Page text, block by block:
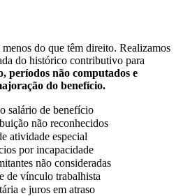
do que têm direito. Realizamos
do histórico contributivo para
períodos não computados e
do benefício.
salário de benefício
não reconhecidos
atividade especial
por incapacidade
não consideradas
de vínculo trabalhista
e juros em atraso